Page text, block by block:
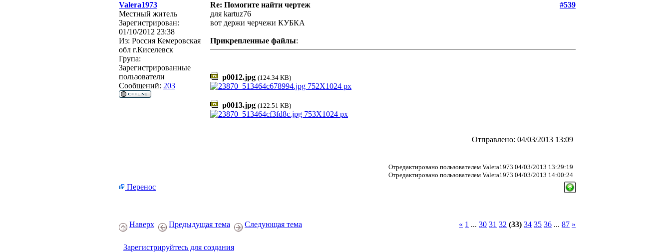
Valera1973 Re: Помогите найти чертеж
#539
Местный житель
Зарегистрирован:
01/10/2012 23:38
Из: Россия Кемеровская
обл г.Киселевск
Група:
Зарегистрированные
пользователи
Сообщений: 203
для kartuz76
вот держи черчежи КУБКА
Прикрепленные файлы:
p0012.jpg (124.34 KB)
p0013.jpg (122.51 KB)
Отправлено: 04/03/2013 13:09
Отредактировано пользователем Valera1973 04/03/2013 13:29:19
Отредактировано пользователем Valera1973 04/03/2013 14:00:24
Перенос
Наверх Предыдущая тема Следующая тема « 1 ... 30 31 32 (33) 34 35 36 ... 87 »
Зарегистрируйтесь для создания